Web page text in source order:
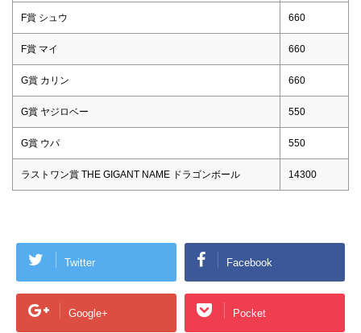
F賞 シュウ 660
F賞 マイ 660
G賞 カリン 660
G賞 ヤジロベー 550
G賞 ウパ 550
ラストワン賞 THE GIGANT NAME ドラゴンボール 14300
Twitter Facebook
Google+ Pocket